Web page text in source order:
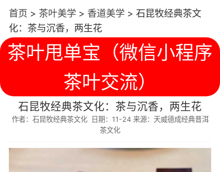
首页 > 茶叶美学 > 香道美学 > 石昆牧经典茶文
化：茶与沉香，两生花
茶叶甩单宝（微信小程序
茶叶交流）
石昆牧经典茶文化：茶与沉香，两生花
作者：石昆牧经典茶文化 日期：11-24 来源：天威德成经典普洱
茶文化